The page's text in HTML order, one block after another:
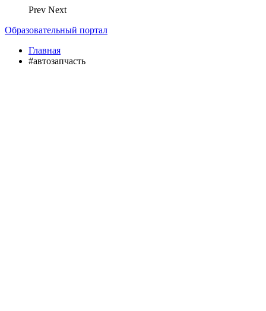
Prev Next
Образовательный портал
Главная
#автозапчасть